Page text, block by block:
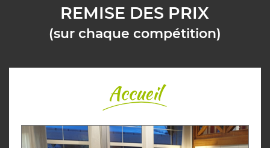
REMISE DES PRIX
(sur chaque compétition)
Accueil